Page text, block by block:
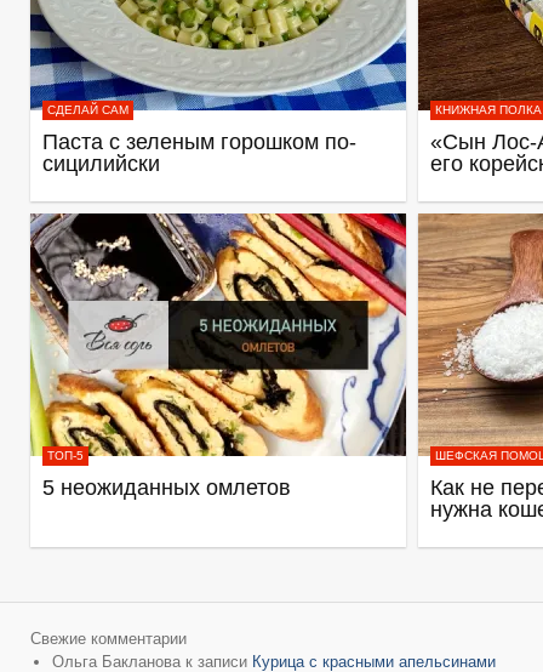
СДЕЛАЙ САМ
Паста с зеленым горошком по-
сицилийски
КНИЖНАЯ ПОЛКА
«Сын Лос-
его
ТОП-5
5 неожиданных омлетов
ШЕФСКАЯ
Как не
нужна
Свежие комментарии
Ольга Бакланова к записи Курица с красными апельсинами